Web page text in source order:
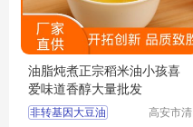
油脂炖煮正宗稻米油小孩喜
爱味道香醇大量批发
非转基因大豆油
高安市清